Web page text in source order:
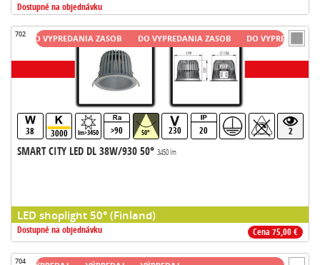
Dostupné na objednávku
702
38 3000 lm>3450 >90 50° 230 20 2
SMART CITY LED DL 38W/930 50° 3450 lm
LED shoplight 50° (Finland)
Dostupné na objednávku Cena 75,00 €
DO VYPREDANIA ZASOB DO VYPREDANIA ZASOB DO VYPREDANIA
704